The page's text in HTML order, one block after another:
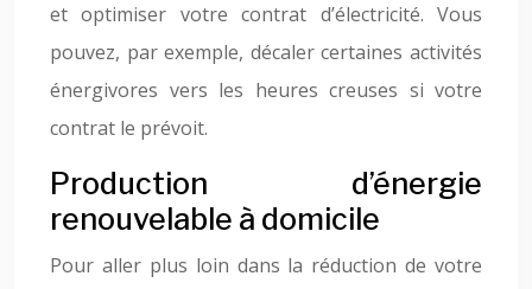
et optimiser votre contrat d’électricité. Vous
pouvez, par exemple, décaler certaines activités
énergivores vers les heures creuses si votre
contrat le prévoit.
Production d’énergie
renouvelable à domicile
Pour aller plus loin dans la réduction de votre